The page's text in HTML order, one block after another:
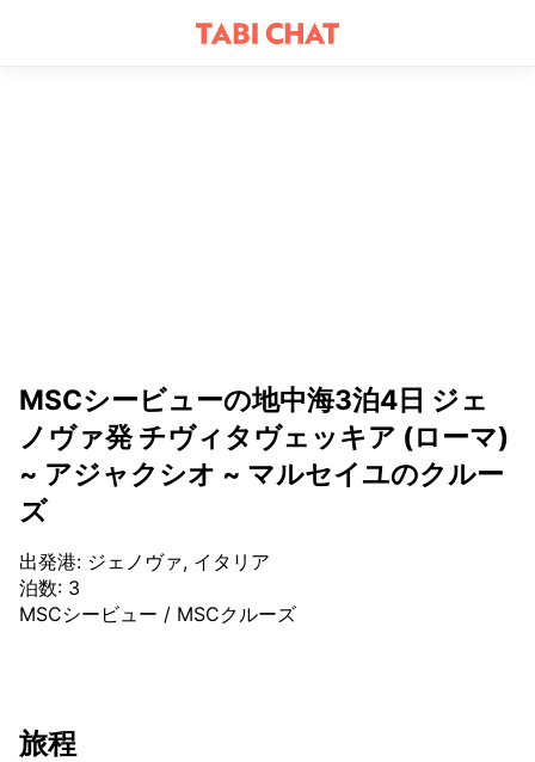
MSCシービューの地中海3泊4日 ジェ
ノヴァ発 チヴィタヴェッキア (ローマ)
~ アジャクシオ ~ マルセイユのクルー
ズ
出発港: ジェノヴァ, イタリア
泊数: 3
MSCシービュー / MSCクルーズ
旅程